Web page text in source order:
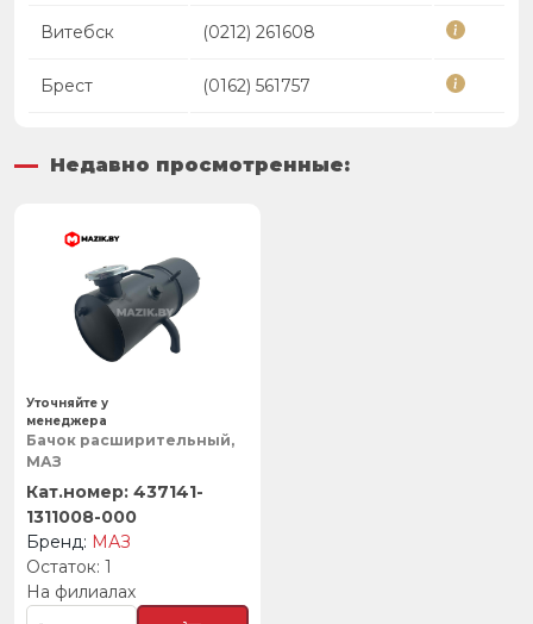
Витебск (0212) 261608
Брест (0162) 561757
Недавно просмотренные:
Бачок расширительный,
МАЗ
437141-
1311008-000
МАЗ
1
На филиалах
Уточняйте у
менеджера